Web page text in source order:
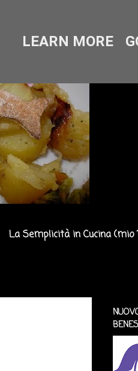
La Semplicità in Cucina (mio
LEARN MORE